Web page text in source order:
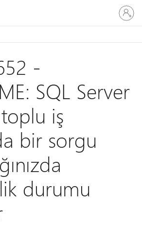
oturum
açın
-
SQL Server
iş
bir sorgu
durumu